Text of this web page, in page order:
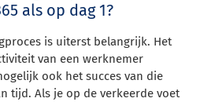
als op dag 1?
is uiterst belangrijk. Het
van een werknemer
ook het succes van die
tijd. Als je op de verkeerde voet